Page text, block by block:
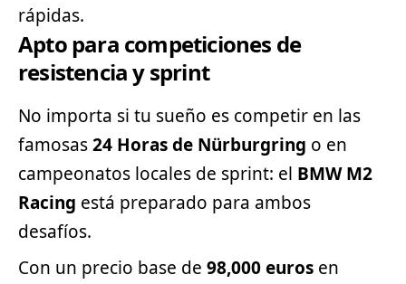
rápidas.
Apto para competiciones de
resistencia y sprint
No importa si tu sueño es competir en las
famosas24 Horas de Nürburgring o en
campeonatos locales de sprint: el BMW M2
Racing está preparado para ambos
desafíos.
Con un precio base de 98,000 euros en